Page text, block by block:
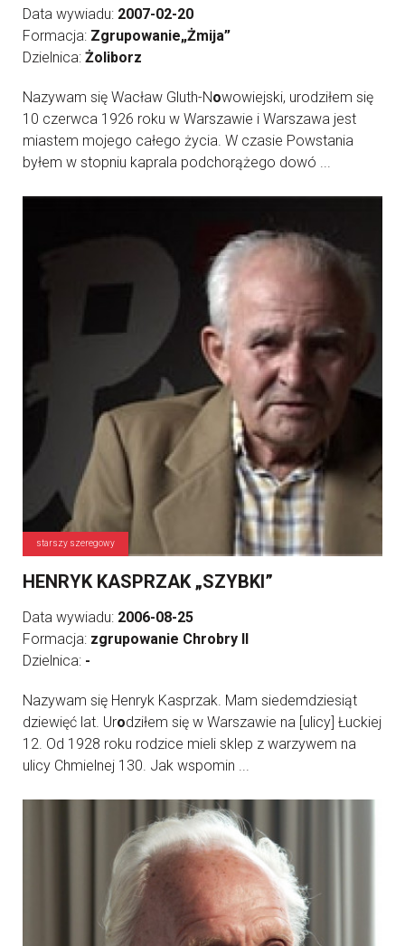
Data wywiadu: 2007-02-20
Formacja: Zgrupowanie„Żmija”
Dzielnica: Żoliborz
Nazywam się Wacław Gluth-Nowowiejski, urodziłem się
10 czerwca 1926 roku w Warszawie i Warszawa jest
miastem mojego całego życia. W czasie Powstania
byłem w stopniu kaprala podchorążego dowó ...
starszy szeregowy
HENRYK KASPRZAK „SZYBKI”
Data wywiadu: 2006-08-25
Formacja: zgrupowanie Chrobry II
Dzielnica: -
Nazywam się Henryk Kasprzak. Mam siedemdziesiąt
dziewięć lat. Urodziłem się w Warszawie na [ulicy] Łuckiej
12. Od 1928 roku rodzice mieli sklep z warzywem na
ulicy Chmielnej 130. Jak wspomin ...